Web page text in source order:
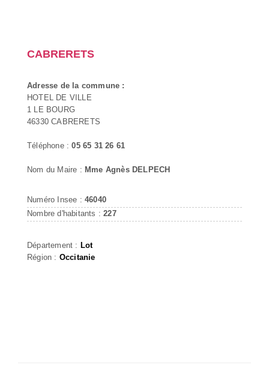
CABRERETS
Adresse de la commune :
HOTEL DE VILLE
1 LE BOURG
46330 CABRERETS
Téléphone :05 65 31 26 61
Nom du Maire : Mme Agnès DELPECH
Numéro Insee : 46040
Nombre d'habitants :227
Département : Lot
Région : Occitanie